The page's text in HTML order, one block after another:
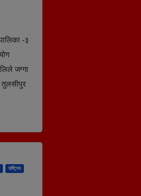
-३
जग्गा
तुलसीपुर
राष्ट्रिय